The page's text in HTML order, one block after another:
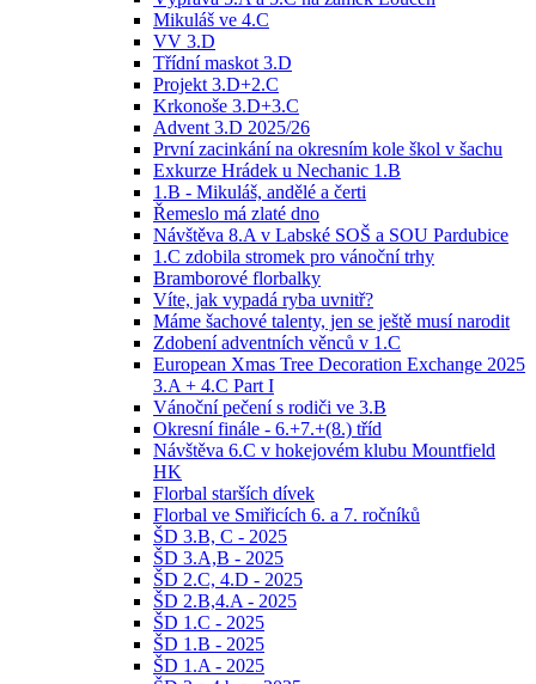
Mikuláš ve 4.C
VV 3.D
Třídní maskot 3.D
Projekt 3.D+2.C
Krkonoše 3.D+3.C
Advent 3.D 2025/26
První zacinkání na okresním kole škol v šachu
Exkurze Hrádek u Nechanic 1.B
1.B - Mikuláš, andělé a čerti
Řemeslo má zlaté dno
Návštěva 8.A v Labské SOŠ a SOU Pardubice
1.C zdobila stromek pro vánoční trhy
Bramborové florbalky
Víte, jak vypadá ryba uvnitř?
Máme šachové talenty, jen se ještě musí narodit
Zdobení adventních věnců v 1.C
European Xmas Tree Decoration Exchange 2025
3.A + 4.C Part I
Vánoční pečení s rodiči ve 3.B
Okresní finále - 6.+7.+(8.) tříd
Návštěva 6.C v hokejovém klubu Mountfield
HK
Florbal starších dívek
Florbal ve Smiřicích 6. a 7. ročníků
ŠD 3.B, C - 2025
ŠD 3.A,B - 2025
ŠD 2.C, 4.D - 2025
ŠD 2.B,4.A - 2025
ŠD 1.C - 2025
ŠD 1.B - 2025
ŠD 1.A - 2025